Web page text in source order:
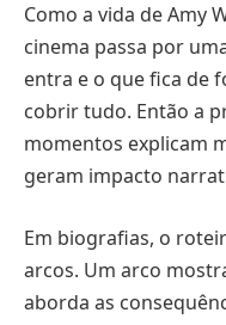
Como a vida de Amy
cinema passa por
entra e o que fica de
cobrir tudo. Então a
momentos explicam
geram impacto
Em biografias, o
arcos. Um arco
aborda as